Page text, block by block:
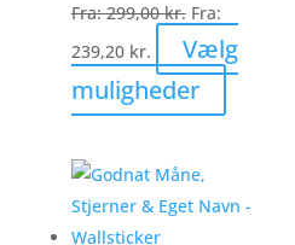
varesiden
Fra:299,00kr. Fra:
239,20 kr.
Vælg
muligheder
vare
varianter.